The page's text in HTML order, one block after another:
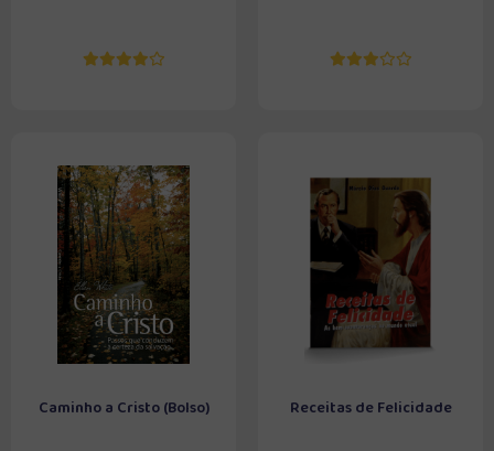
Caminho a Cristo (Bolso) Receitas de Felicidade